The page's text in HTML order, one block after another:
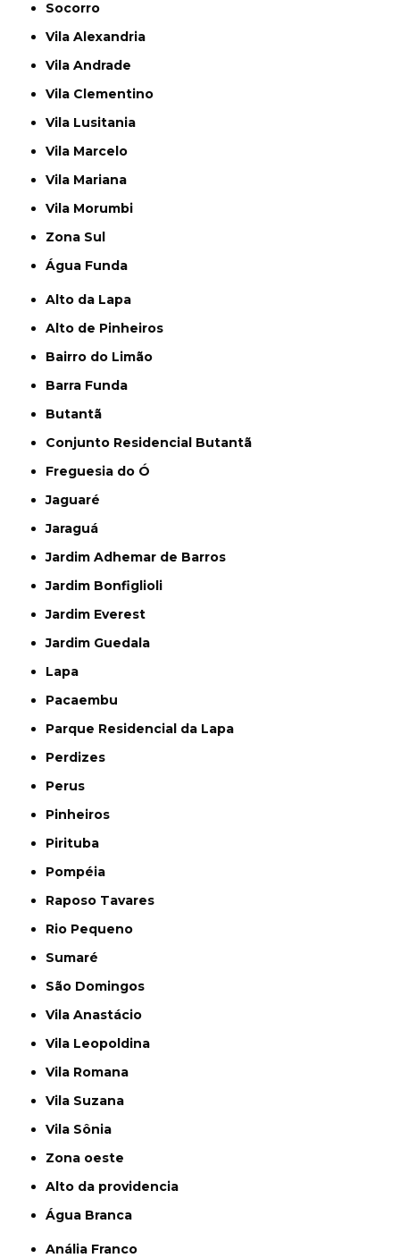
Socorro
Vila Alexandria
Vila Andrade
Vila Clementino
Vila Lusitania
Vila Marcelo
Vila Mariana
Vila Morumbi
Zona Sul
Água Funda
Alto da Lapa
Alto de Pinheiros
Bairro do Limão
Barra Funda
Butantã
Conjunto Residencial Butantã
Freguesia do Ó
Jaguaré
Jaraguá
Jardim Adhemar de Barros
Jardim Bonfiglioli
Jardim Everest
Jardim Guedala
Lapa
Pacaembu
Parque Residencial da Lapa
Perdizes
Perus
Pinheiros
Pirituba
Pompéia
Raposo Tavares
Rio Pequeno
Sumaré
São Domingos
Vila Anastácio
Vila Leopoldina
Vila Romana
Vila Suzana
Vila Sônia
Zona oeste
alto da providencia
Água Branca
Anália Franco